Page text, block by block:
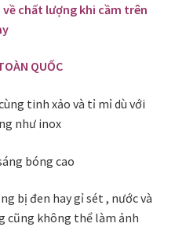
về chất lượng khi cầm trên
QUỐC
tinh xảo và tỉ mỉ dù với
như inox
bóng cao
bị đen hay gỉ sét , nước và
cũng không thể làm ảnh